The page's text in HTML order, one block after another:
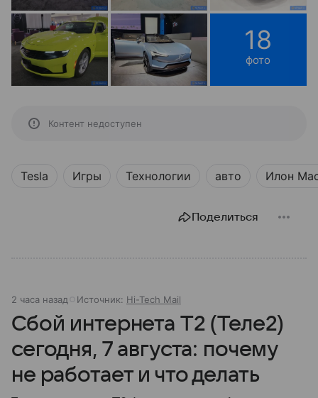
18
фото
Контент недоступен
Tesla Игры Технологии авто Илон
Поделиться
2 часа назад Источник: Hi-Tech Mail
Сбой интернета T2 (Теле2)
сегодня, 7 августа: почему
не работает и что делать